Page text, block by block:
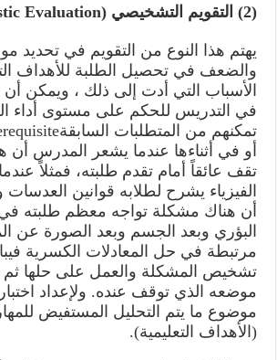
(2) التقويم التشخيصي (Diagnostic Evaluation
يهتم هذا النوع من التقويم في تحديد
والضعف في تحصيل الطلبة للأهداف
الأسباب التي أدت إلى ذلك ، ويمكن أن
في التدريس للحكم على مستوى أداء
أو في أثناءها عندما يشعر المدرس
تقف عائقاً أمام تقدم طلبته، فمثلاً
الفيزياء يشرح لطلابه قوانين العدسات
أن هناك مشكلة تواجه معظم طلبته في
البؤري وبعد الجسم وبعد الصورة عن
مرتبطة في حل المعادلات الكسرية
تشخيص المشكلة والعمل على حلها ثم
موضعه الذي توقف عنده. ولإعداد
موضوع ما يتم التحليل المستفيض
(الأهداف التعليمية).